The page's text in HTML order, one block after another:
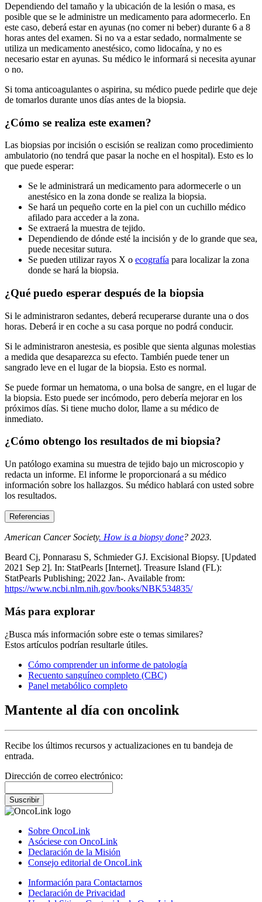
Dependiendo del tamaño y la ubicación de la lesión o masa, es
posible que se le administre un medicamento para adormecerlo. En
este caso, deberá estar en ayunas (no comer ni beber) durante 6 a 8
horas antes del examen. Si no va a estar sedado, normalmente se
utiliza un medicamento anestésico, como lidocaína, y no es
necesario estar en ayunas. Su médico le informará si necesita ayunar
o no.
Si toma anticoagulantes o aspirina, su médico puede pedirle que deje
de tomarlos durante unos días antes de la biopsia.
¿Cómo se realiza este examen?
Las biopsias por incisión o escisión se realizan como procedimiento
ambulatorio (no tendrá que pasar la noche en el hospital). Esto es lo
que puede esperar:
Se le administrará un medicamento para adormecerle o un
anestésico en la zona donde se realiza la biopsia.
Se hará un pequeño corte en la piel con un cuchillo médico
afilado para acceder a la zona.
Se extraerá la muestra de tejido.
Dependiendo de dónde esté la incisión y de lo grande que sea,
puede necesitar sutura.
Se pueden utilizar rayos X o ecografía para localizar la zona
donde se hará la biopsia.
¿Qué puedo esperar después de la biopsia
Si le administraron sedantes, deberá recuperarse durante una o dos
horas. Deberá ir en coche a su casa porque no podrá conducir.
Si le administraron anestesia, es posible que sienta algunas molestias
a medida que desaparezca su efecto. También puede tener un
sangrado leve en el lugar de la biopsia. Esto es normal.
Se puede formar un hematoma, o una bolsa de sangre, en el lugar de
la biopsia. Esto puede ser incómodo, pero debería mejorar en los
próximos días. Si tiene mucho dolor, llame a su médico de
inmediato.
¿Cómo obtengo los resultados de mi biopsia?
Un patólogo examina su muestra de tejido bajo un microscopio y
redacta un informe. El informe le proporcionará a su médico
información sobre los hallazgos. Su médico hablará con usted sobre
los resultados.
Referencias
American Cancer Society. How is a biopsy done? 2023.
Beard Cj, Ponnarasu S, Schmieder GJ. Excisional Biopsy. [Updated
2021 Sep 2]. In: StatPearls [Internet]. Treasure Island (FL):
StatPearls Publishing; 2022 Jan-. Available from:
https://www.ncbi.nlm.nih.gov/books/NBK534835/
Más para explorar
¿Busca más información sobre este o temas similares?
Estos artículos podrían resultarle útiles.
Cómo comprender un informe de patología
Recuento sanguíneo completo (CBC)
Panel metabólico completo
Mantente al día con oncolink
Recibe los últimos recursos y actualizaciones en tu bandeja de
entrada.
Dirección de correo electrónico:
Suscribir
Sobre OncoLink
Asóciese con OncoLink
Declaración de la Misión
Consejo editorial de OncoLink
Información para Contactarnos
Declaración de Privacidad